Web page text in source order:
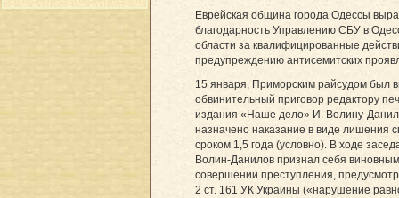
Еврейская община города Одессы
благодарность Управлению СБУ в
области за квалифицированные
предупреждению антисемитских
15 января, Приморским райсудом был
обвинительный приговор редактору
издания «Наше дело» И. Волину-
назначено наказание в виде лишения
сроком 1,5 года (условно). В ходе
Волин-Данилов признал себя
совершении преступления,
2 ст. 161 УК Украины («нарушение